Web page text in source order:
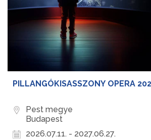
PILLANGÓKISASSZONY OPERA
Pest megye
Budapest
2026.07.11. - 2027.06.27.